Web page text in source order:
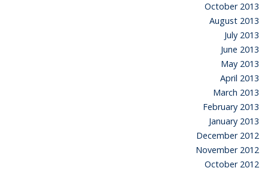
October 2013
August 2013
July 2013
June 2013
May 2013
April 2013
March 2013
February 2013
January 2013
December 2012
November 2012
October 2012